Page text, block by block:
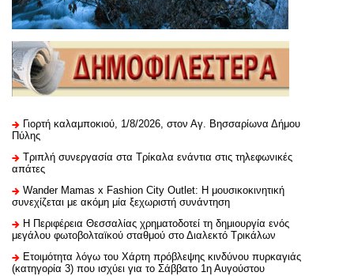
Γιορτή καλαμποκιού, 1/8/2026, στον Αγ. Βησσαρίωνα Δήμου
Πύλης
Τριπλή συνεργασία στα Τρίκαλα ενάντια στις τηλεφωνικές
απάτες
Wander Mamas x Fashion City Outlet: Η μουσικοκινητική
συνεχίζεται με ακόμη μία ξεχωριστή συνάντηση
H Περιφέρεια Θεσσαλίας χρηματοδοτεί τη δημιουργία ενός
μεγάλου φωτοβολταϊκού σταθμού στο Διαλεκτό Τρικάλων
Ετοιμότητα λόγω του Χάρτη πρόβλεψης κινδύνου πυρκαγιάς
(κατηγορία 3) που ισχύει για το Σάββατο 1η Αυγούστου